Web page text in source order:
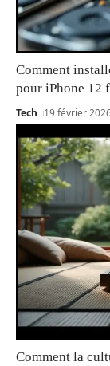
Comment
pour iPhone 12
Tech 19 février
Comment la